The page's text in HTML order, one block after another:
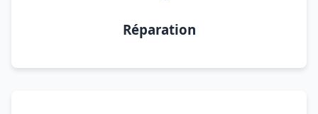
Réparation